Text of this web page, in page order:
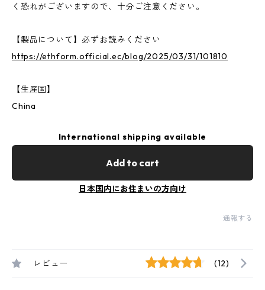
く恐れがございますので、十分ご注意ください。
【製品について】必ずお読みください
https://ethform.official.ec/blog/2025/03/31/101810
【生産国】
China
International shipping available
Add to cart
日本国内にお住まいの方向け
通報する
レビュー (12)